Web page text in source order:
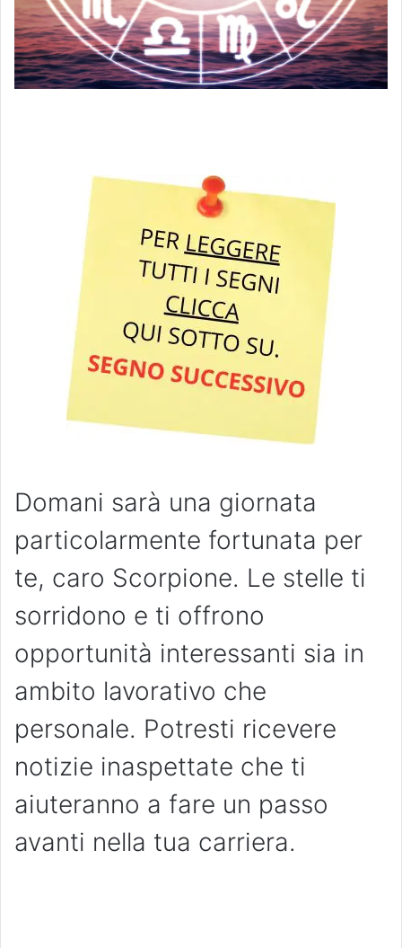
Domani sarà una giornata
particolarmente fortunata per
te, caro Scorpione. Le stelle ti
sorridono e ti offrono
opportunità interessanti sia in
ambito lavorativo che
personale. Potresti ricevere
notizie inaspettate che ti
aiuteranno a fare un passo
avanti nella tua carriera.